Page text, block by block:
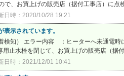
、お買上げの販売店（据付工事店）に点
日時：2020/10/28 19:21
表示されています。
知） エラー内容 ：ヒーターへ未通電時
止水栓を閉じて、お買上げの販売店（据
日時：2021/12/01 10:41